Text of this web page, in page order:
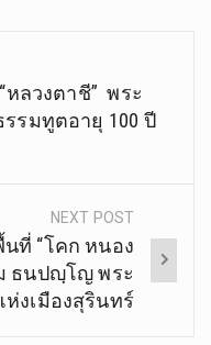
หลวงตาชี” พระ
รมทูตอายุ 100 ปี
NEXT POST
ที่ “โคก หนอง
ธนปญฺโญ พระ
งเมืองสุรินทร์